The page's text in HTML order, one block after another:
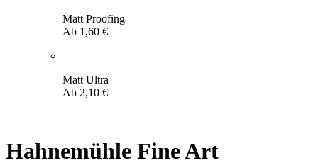
Matt Proofing
Ab 1,60 €
Matt Ultra
Ab 2,10 €
Hahnemühle Fine Art